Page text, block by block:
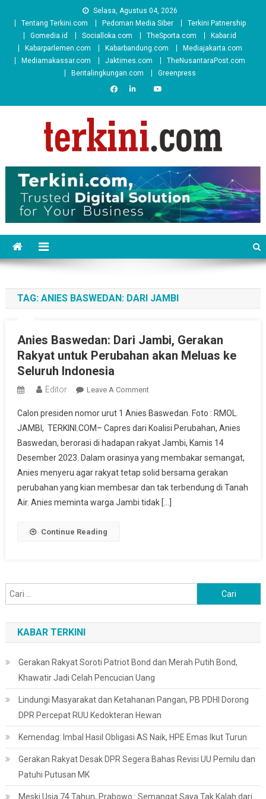
Selasa, Agustus 04, 2026
Tentang Terkini.com
Pedoman Media Siber
Terkini Patnership
Gomedia.id
Socialloka.com TheSporta.com
Kabar.id
Kabarparlemen.com
Kabarbandung.com
Mediajakarta.com
Mediamakassar.com
Jaktimes.com
TheNusantaraPost.com
Beritalingkungan.com
Greenpress
TAG: ANIES BASWEDAN: DARI JAMBI
Anies Baswedan: Dari Jambi, Gerakan
Rakyat untuk Perubahan akan Meluas ke
Seluruh Indonesia
Editor Leave A CommentOn
Baswedan:
Dari
Jambi,
Gerakan
Rakyat
Untuk
Perubahan
Calon presiden nomor urut 1 Anies Baswedan. Foto : RMOL.
JAMBI, TERKINI.COM– Capres dari Koalisi Perubahan, Anies
Baswedan, berorasi di hadapan rakyat Jambi, Kamis 14
Desember 2023. Dalam orasinya yang membakar semangat,
Anies menyeru agar rakyat tetap solid bersama gerakan
perubahan yang kian membesar dan tak terbendung di Tanah
Air. Anies meminta warga Jambi tidak […]
Continue Reading
untuk:
KABAR TERKINI
Gerakan Rakyat Soroti Patriot Bond dan Merah Putih Bond,
Khawatir Jadi Celah Pencucian Uang
Lindungi Masyarakat dan Ketahanan Pangan, PB PDHI Dorong
DPR Percepat RUU Kedokteran Hewan
Kemendag: Imbal Hasil Obligasi AS Naik, HPE Emas Ikut Turun
Gerakan Rakyat Desak DPR Segera Bahas Revisi UU Pemilu dan
Patuhi Putusan MK
Meski Usia 74 Tahun, Prabowo : Semangat Saya Tak Kalah dari